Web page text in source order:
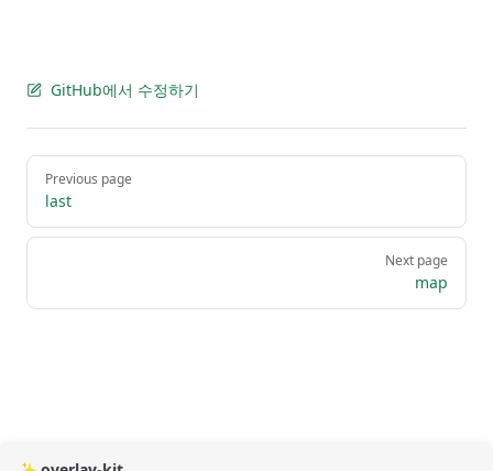
GitHub에서 수정하기
Pager
Previous page
last
Next page
map